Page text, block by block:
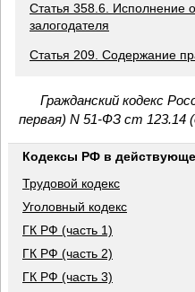
Статья 358.6. Исполнение
залогодателя
Статья 209. Содержание
Гражданский кодекс
первая) N 51-ФЗ ст 123.14
Кодексы РФ в
Трудовой кодекс
Уголовный кодекс
ГК РФ (часть 1)
ГК РФ (часть 2)
ГК РФ (часть 3)